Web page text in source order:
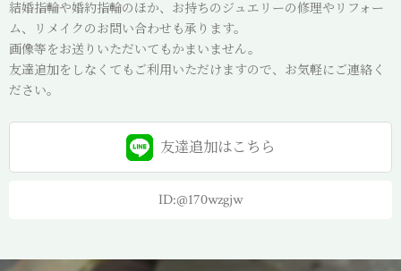
結婚指輪や婚約指輪のほか、お持ちのジュエリーの修理やリフォー
ム、リメイクのお問い合わせも承ります。
画像等をお送りいただいてもかまいません。
友達追加をしなくてもご利用いただけますので、お気軽にご連絡く
ださい。
友達追加はこちら
ID:@170wzgjw